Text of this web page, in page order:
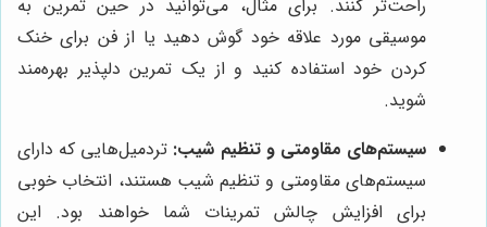
راحت‌تر کنند. برای مثال، می‌توانید در حین تمرین به
موسیقی مورد علاقه خود گوش دهید یا از فن برای خنک
کردن خود استفاده کنید و از یک تمرین دلپذیر بهره‌مند
شوید.
سیستم‌های مقاومتی و تنظیم شیب: تردمیل‌هایی که دارای
سیستم‌های مقاومتی و تنظیم شیب هستند، انتخاب خوبی
برای افزایش چالش تمرینات شما خواهند بود. این